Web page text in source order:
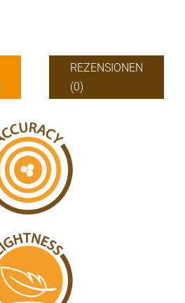
REZENSIONEN
(0)